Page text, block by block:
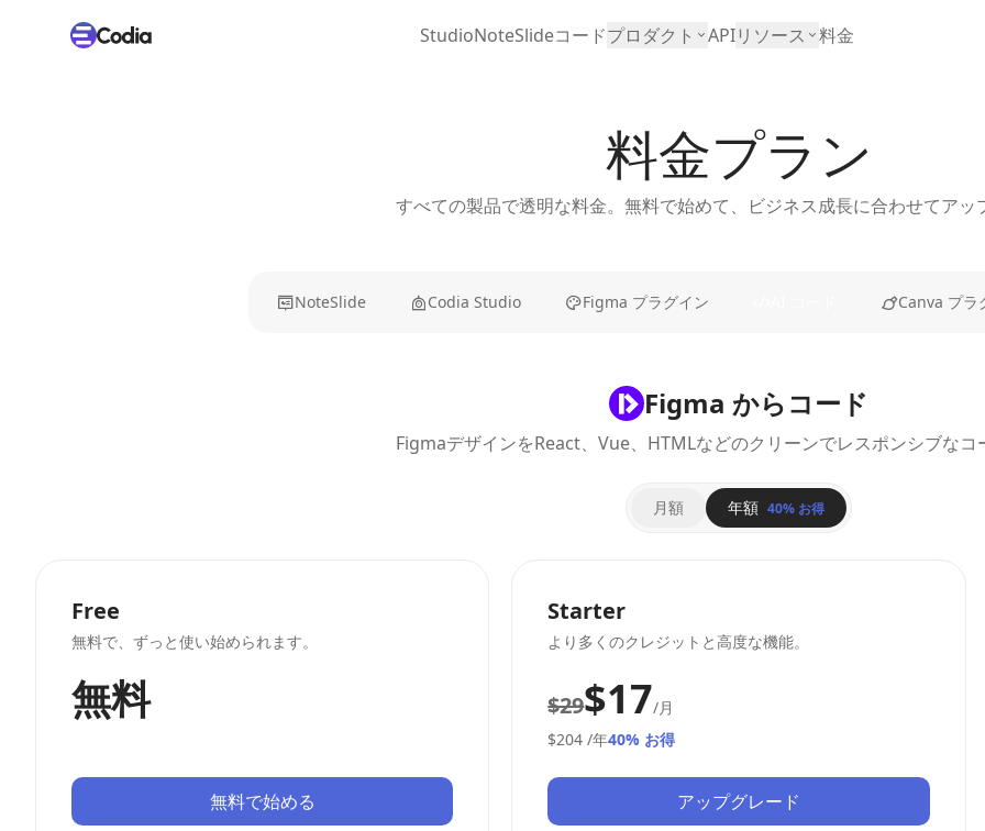
StudioNoteSlideコードプロダクト APIリソース 料金
料金プラン
すべての製品で透明な料金。無料で始めて、ビジネス成長に合わせてアッ
NoteSlide Codia Studio Figma プラグイン Canva プラ
Figma からコード
FigmaデザインをReact、Vue、HTMLなどのクリーンでレスポンシブなコ
月額 年額 40% お得
Free
無料で、ずっと使い始められます。
無料
無料で始める
Starter
より多くのクレジットと高度な機能。
$29$17/月
$204 /年40% お得
アップグレード